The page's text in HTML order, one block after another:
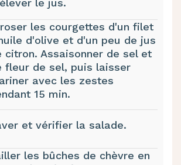
le jus.
les courgettes d'un filet
d'olive et d'un peu de jus
citron. Assaisonner de sel et
fleur de sel, puis laisser
avec les zestes
15 min.
et vérifier la salade.
les bûches de chèvre en